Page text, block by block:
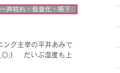
声枯れ・低音化・嚥下
グ主宰の平井あみで
だいぶ湿度も上